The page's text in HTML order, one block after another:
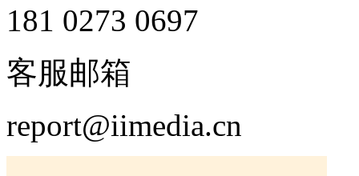
181 0273 0697
客服邮箱
report@iimedia.cn